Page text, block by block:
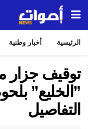
الرئيسية أخبار وطنية
توقيف جزار
”الخليع”
التفاصيل